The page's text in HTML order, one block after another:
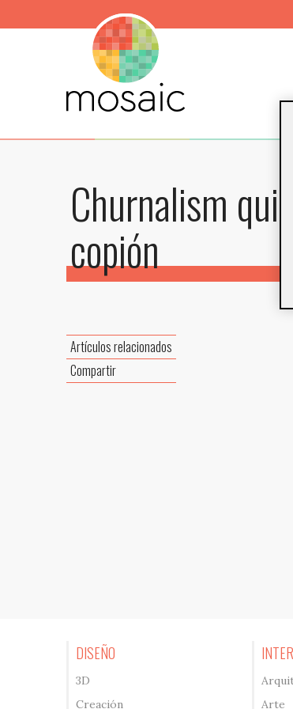
Churnalism
copión
Artículos relacionados
Compartir
DISEÑO
3D
Creación
Arte